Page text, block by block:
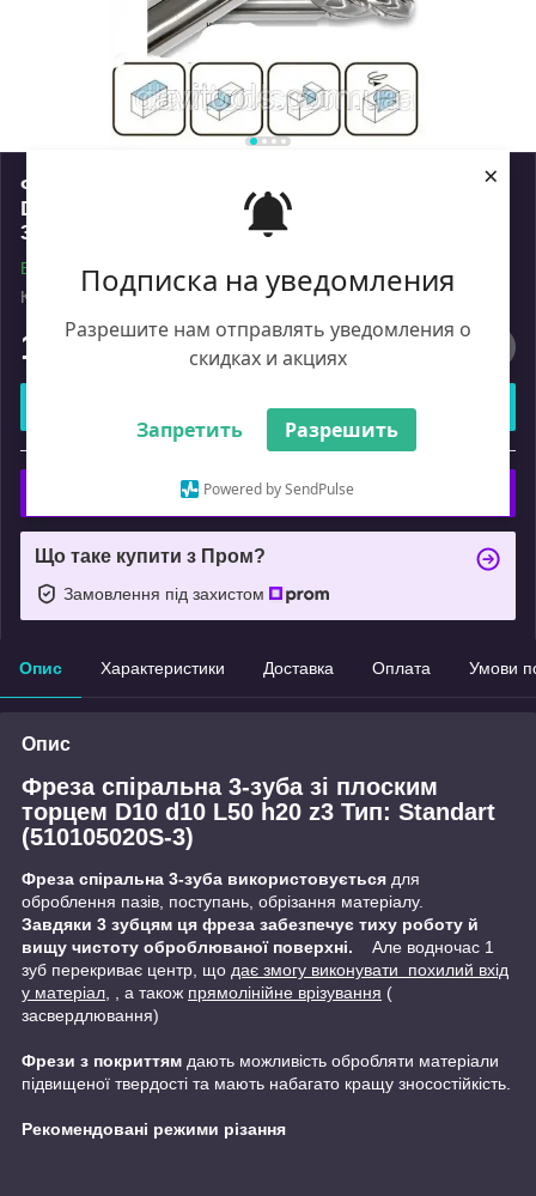
Подписка на уведомления
Разрешите нам отправлять уведомления о
скидках и акциях
Запретить Разрешить
Powered by SendPulse
×
Фреза спіральна 3-зуба зі плоским торцем
D10 d10 L50 h20 z3 Тип: Standart (510105020S-
3)
В наявності
Код: 510105020S-3
Роздріб
1 514
Купити
або
Купити з
Що таке купити з Пром?
Замовлення під захистом
Опис Характеристики Доставка Оплата Умови
Опис
Фреза спіральна 3-зуба зі плоским
торцем D10 d10 L50 h20 z3 Тип: Standart
(510105020S-3)
Фреза спіральна 3-зуба використовується для
оброблення пазів, поступань, обрізання матеріалу.
Завдяки 3 зубцям ця фреза забезпечує тиху роботу й
вищу чистоту оброблюваної поверхні. Але водночас 1
зуб перекриває центр, що дає змогу виконувати похилий вхід
у матеріал, , а також прямолінійне врізування (
засвердлювання)
Фрези з покриттям дають можливість обробляти матеріали
підвищеної твердості та мають набагато кращу зносостійкість.
Рекомендовані режими різання